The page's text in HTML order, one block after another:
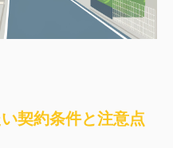
契約条件と注意点